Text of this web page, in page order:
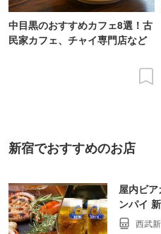
中目黒のおすすめカフェ8選！古
民家カフェ、チャイ専門店など
新宿でおすすめのお店
屋内ビ
ンパイ
西武